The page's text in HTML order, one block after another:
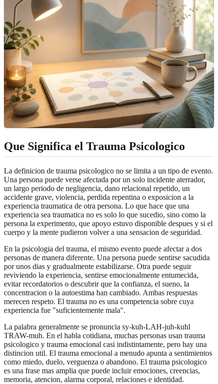
Que Significa el Trauma Psicologico
La definicion de trauma psicologico no se limita a un tipo de evento.
Una persona puede verse afectada por un solo incidente aterrador,
un largo periodo de negligencia, dano relacional repetido, un
accidente grave, violencia, perdida repentina o exposicion a la
experiencia traumatica de otra persona. Lo que hace que una
experiencia sea traumatica no es solo lo que sucedio, sino como la
persona la experimento, que apoyo estuvo disponible despues y si el
cuerpo y la mente pudieron volver a una sensacion de seguridad.
En la psicologia del trauma, el mismo evento puede afectar a dos
personas de manera diferente. Una persona puede sentirse sacudida
por unos dias y gradualmente estabilizarse. Otra puede seguir
reviviendo la experiencia, sentirse emocionalmente entumecida,
evitar recordatorios o descubrir que la confianza, el sueno, la
concentracion o la autoestima han cambiado. Ambas respuestas
merecen respeto. El trauma no es una competencia sobre cuya
experiencia fue "suficientemente mala".
La palabra generalmente se pronuncia sy-kuh-LAH-juh-kuhl
TRAW-muh. En el habla cotidiana, muchas personas usan trauma
psicologico y trauma emocional casi indistintamente, pero hay una
distincion util. El trauma emocional a menudo apunta a sentimientos
como miedo, duelo, verguenza o abandono. El trauma psicologico
es una frase mas amplia que puede incluir emociones, creencias,
memoria, atencion, alarma corporal, relaciones e identidad.